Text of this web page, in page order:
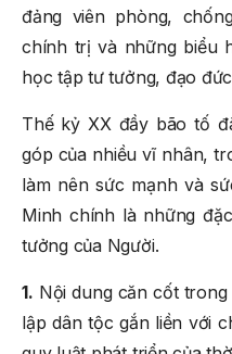
đảng viên phòng,
chính trị và những biểu
học tập tư tưởng, đạo
Thế kỷ XX đầy bão tố
góp của nhiều vĩ nhân,
làm nên sức mạnh và
Minh chính là những
tưởng của Người.
1. Nội dung căn cốt
lập dân tộc gắn liền với